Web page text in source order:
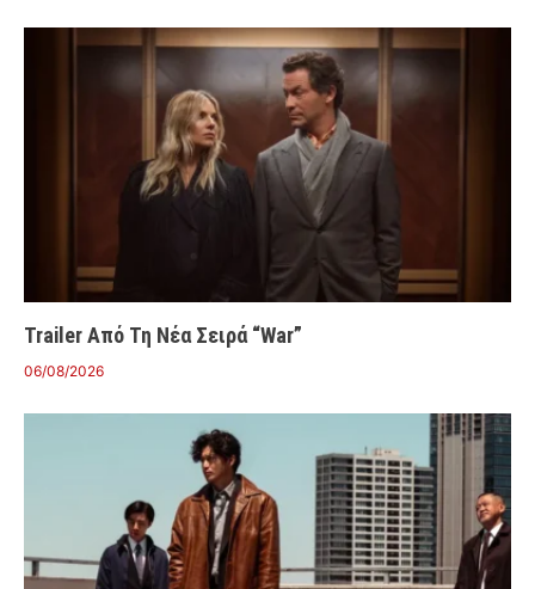
Trailer Από Τη Νέα Σειρά “War”
06/08/2026